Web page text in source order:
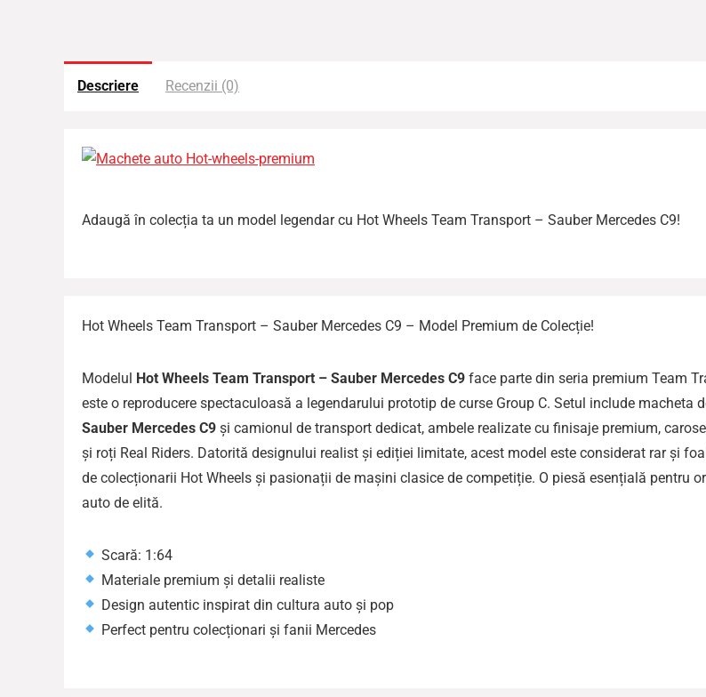
Descriere Recenzii (0)
Adaugă în colecția ta un model legendar cu Hot Wheels Team Transport – Sauber Mercedes C9!
Hot Wheels Team Transport – Sauber Mercedes C9 – Model Premium de Colecție!
Modelul Hot Wheels Team Transport – Sauber Mercedes C9 face parte din seria premium Team
este o reproducere spectaculoasă a legendarului prototip de curse Group C. Setul include macheta
Sauber Mercedes C9 și camionul de transport dedicat, ambele realizate cu finisaje premium,
și roți Real Riders. Datorită designului realist și ediției limitate, acest model este considerat rar și
de colecționarii Hot Wheels și pasionații de mașini clasice de competiție. O piesă esențială pentru
auto de elită.
Scară: 1:64
Materiale premium și detalii realiste
Design autentic inspirat din cultura auto și pop
Perfect pentru colecționari și fanii Mercedes